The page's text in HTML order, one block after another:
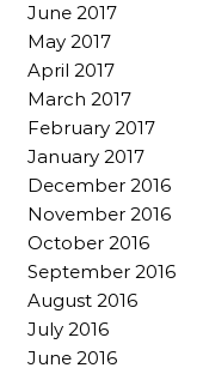
June 2017
May 2017
April 2017
March 2017
February 2017
January 2017
December 2016
November 2016
October 2016
September 2016
August 2016
July 2016
June 2016